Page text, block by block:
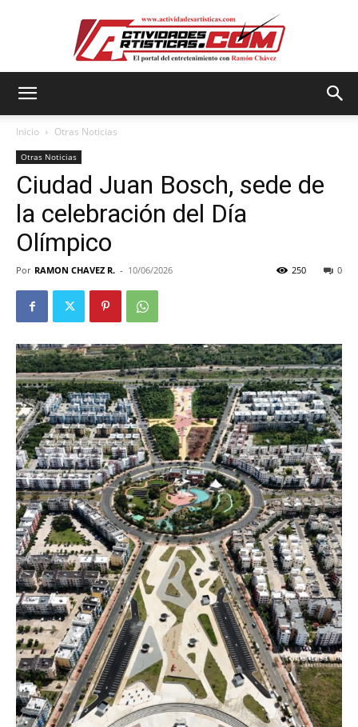
Inicio Otras Noticias
Otras Noticias
Ciudad Juan Bosch, sede de
la celebración del Día
Olímpico
Por RAMON CHAVEZ R. - 10/06/2026 0
250